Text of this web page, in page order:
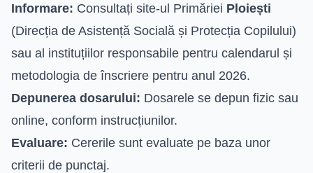
Informare: Consultați site-ul Primăriei Ploiești
(Direcția de Asistență Socială și Protecția Copilului)
sau al instituțiilor responsabile pentru calendarul și
metodologia de înscriere pentru anul 2026.
Depunerea dosarului: Dosarele se depun fizic sau
online, conform instrucțiunilor.
Evaluare: Cererile sunt evaluate pe baza unor
criterii de punctaj.